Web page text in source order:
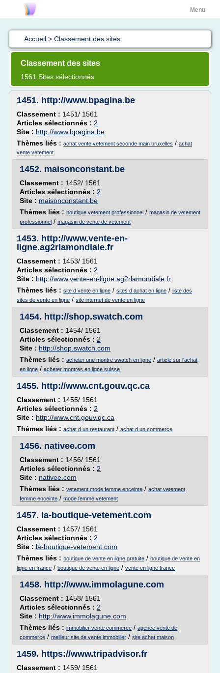
Menu
Accueil > Classement des sites
Classement des sites
1561 Sites sélectionnés
1451. http://www.bpagina.be
Classement : 1451/ 1561
Articles sélectionnés : 2
Site : http://www.bpagina.be
Thèmes liés : achat vente vetement seconde main bruxelles / achat
vente vetement
1452. maisonconstant.be
Classement : 1452/ 1561
Articles sélectionnés : 2
Site : maisonconstant.be
Thèmes liés : boutique vetement professionnel / magasin de vetement
professionnel / magasin de vente de vetement
1453. http://www.vente-en-
ligne.ag2rlamondiale.fr
Classement : 1453/ 1561
Articles sélectionnés : 2
Site : http://www.vente-en-ligne.ag2rlamondiale.fr
Thèmes liés : site d vente en ligne / sites d achat en ligne / liste des
sites de vente en ligne / site internet de vente en ligne
1454. http://shop.swatch.com
Classement : 1454/ 1561
Articles sélectionnés : 2
Site : http://shop.swatch.com
Thèmes liés : acheter une montre swatch en ligne / article sur l'achat
en ligne / acheter montres en ligne suisse
1455. http://www.cnt.gouv.qc.ca
Classement : 1455/ 1561
Articles sélectionnés : 2
Site : http://www.cnt.gouv.qc.ca
Thèmes liés : achat d un restaurant / achat d un commerce
1456. nativee.com
Classement : 1456/ 1561
Articles sélectionnés : 2
Site : nativee.com
Thèmes liés : vetement mode femme enceinte / achat vetement
femme enceinte / mode femme vetement
1457. la-boutique-vetement.com
Classement : 1457/ 1561
Articles sélectionnés : 2
Site : la-boutique-vetement.com
Thèmes liés : boutique de vente en ligne gratuite / boutique de vente en
ligne en france / boutique de vente en ligne / vente en ligne france
1458. http://www.immolagune.com
Classement : 1458/ 1561
Articles sélectionnés : 2
Site : http://www.immolagune.com
Thèmes liés : immobilier vente commerce / agence vente de
commerce / meilleur site de vente immobilier / site achat maison
1459. https://www.tripadvisor.fr
Classement : 1459/ 1561